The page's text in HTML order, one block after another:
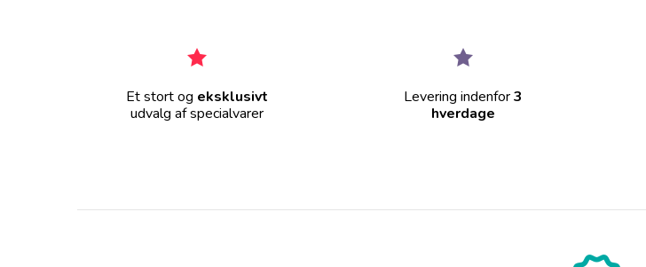
Et stort og eksklusivt
udvalg af specialvarer
Levering indenfor3
hverdage